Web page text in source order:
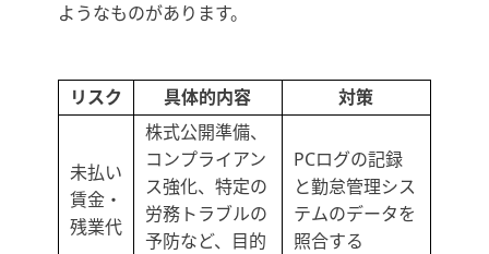
ようなものがあります。
リスク 具体的内容 対策
未払い
賃金・
残業代
株式公開準備、
コンプライアン
ス強化、特定の
労務トラブルの
予防など、目的
PCログの記録
と勤怠管理シス
テムのデータを
照合する